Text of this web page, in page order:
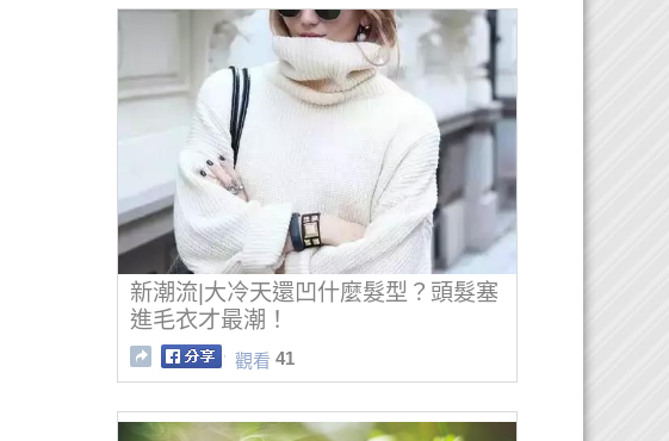
新潮流|大冷天還凹什麼髮型？頭髮塞
進毛衣才最潮！
觀看 41